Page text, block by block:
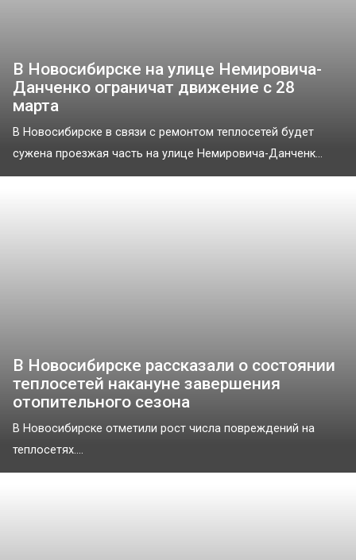
В Новосибирске на улице Немировича-
Данченко ограничат движение с 28
марта
В Новосибирске в связи с ремонтом теплосетей будет
сужена проезжая часть на улице Немировича-Данченк...
В Новосибирске рассказали о состоянии
теплосетей накануне завершения
отопительного сезона
В Новосибирске отметили рост числа повреждений на
теплосетях....